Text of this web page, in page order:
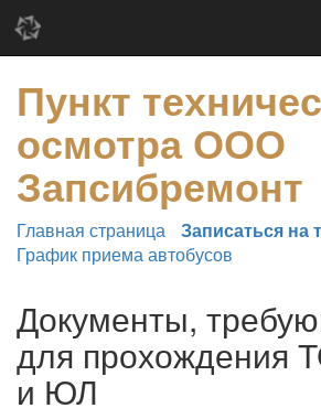
Пункт
осмотра ООО
Запсибремонт
Главная страница
Записаться на
График приема автобусов
Документы,
для прохождения
и ЮЛ